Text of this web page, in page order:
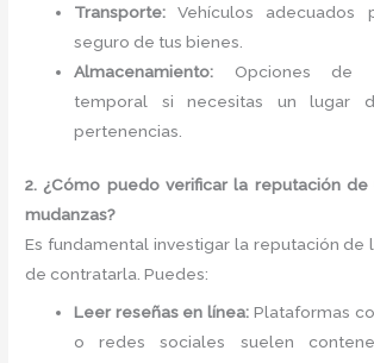
Transporte: Vehículos adecuados
seguro de tus bienes.
Almacenamiento: Opciones de
temporal si necesitas un lugar
pertenencias.
2. ¿Cómo puedo verificar la reputación
mudanzas?
Es fundamental investigar la reputación de
de contratarla. Puedes:
Leer reseñas en línea: Plataformas
o redes sociales suelen